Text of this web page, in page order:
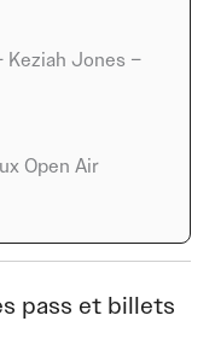
électro-
des Zoufris
Un
Paradize : faire
jamais tomber
l’audace reste au
set, promet une
Odezenne,
Keziah Jones –
Open Air
pass et billets